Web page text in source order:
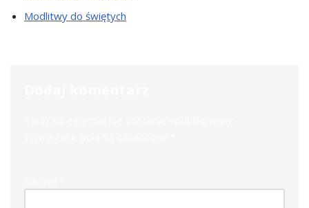
Modlitwy do świętych